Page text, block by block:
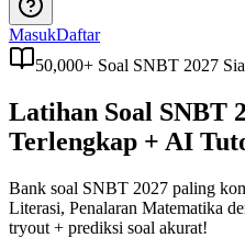
MasukDaftar
50,000+ Soal SNBT 2027
Latihan Soal SNBT
Terlengkap + AI
Bank soal SNBT 2027 paling
Literasi, Penalaran Matematika
tryout + prediksi soal akurat!